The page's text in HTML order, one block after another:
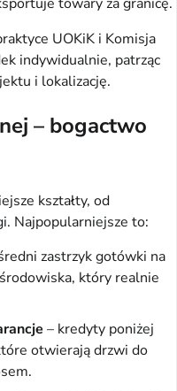
UOKiK i Komisja
indywidualnie, patrząc
i lokalizację.
– bogactwo
kształty, od
Najpopularniejsze to:
zastrzyk gotówki na
który realnie
– kredyty poniżej
otwierają drzwi do